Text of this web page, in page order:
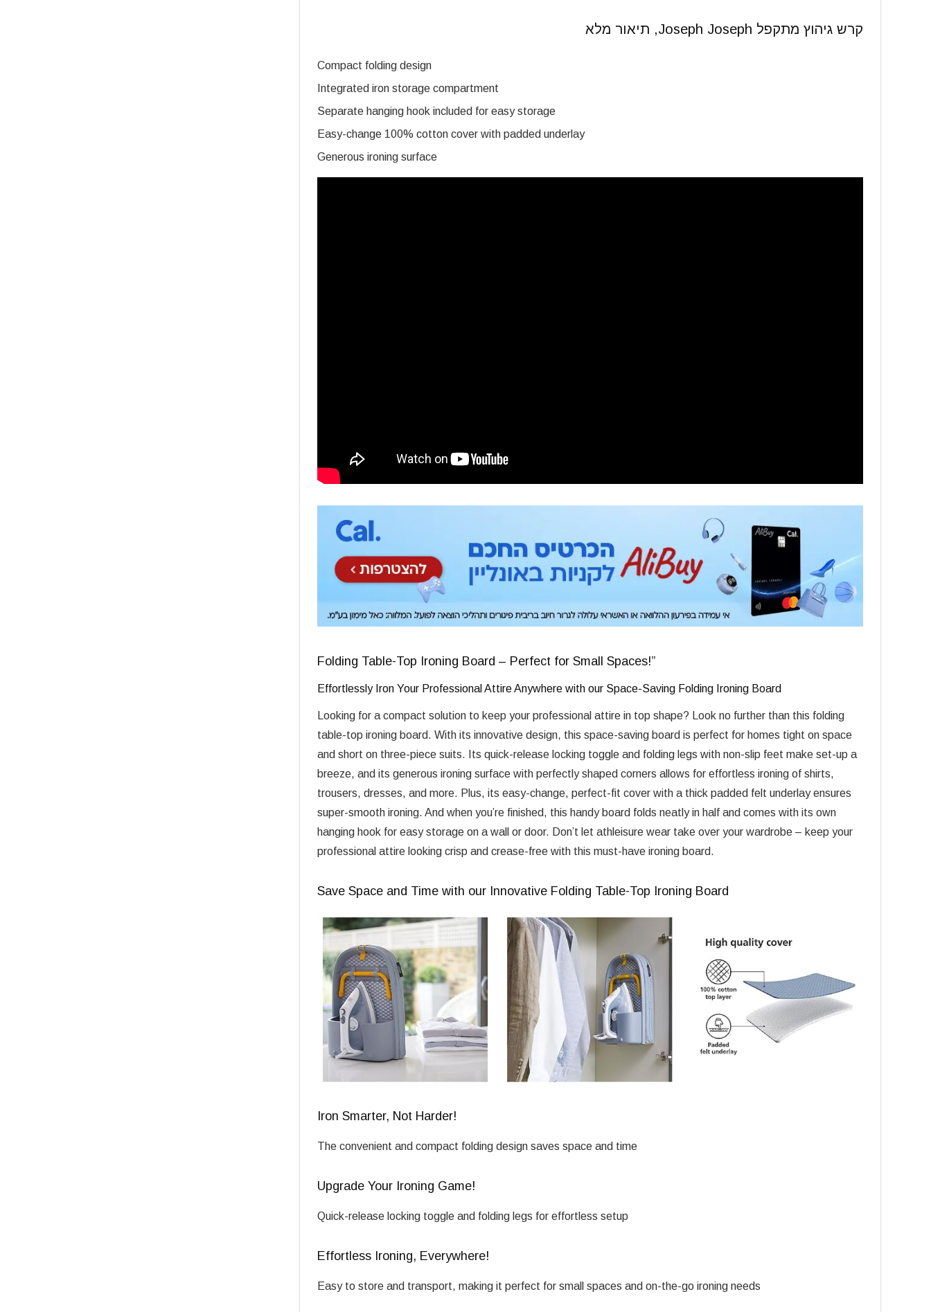
קרש גיהוץ מתקפל Joseph Joseph, תיאור מלא
Compact folding design
Integrated iron storage compartment
Separate hanging hook included for easy storage
Easy-change 100% cotton cover with padded underlay
Generous ironing surface
Folding Table-Top Ironing Board – Perfect for Small Spaces!”
Effortlessly Iron Your Professional Attire Anywhere with our Space-Saving Folding Ironing Board
Looking for a compact solution to keep your professional attire in top shape? Look no further than this folding
table-top ironing board. With its innovative design, this space-saving board is perfect for homes tight on space
and short on three-piece suits. Its quick-release locking toggle and folding legs with non-slip feet make set-up a
breeze, and its generous ironing surface with perfectly shaped corners allows for effortless ironing of shirts,
trousers, dresses, and more. Plus, its easy-change, perfect-fit cover with a thick padded felt underlay ensures
super-smooth ironing. And when you’re finished, this handy board folds neatly in half and comes with its own
hanging hook for easy storage on a wall or door. Don’t let athleisure wear take over your wardrobe – keep your
professional attire looking crisp and crease-free with this must-have ironing board.
Save Space and Time with our Innovative Folding Table-Top Ironing Board
Iron Smarter, Not Harder!
The convenient and compact folding design saves space and time
Upgrade Your Ironing Game!
Quick-release locking toggle and folding legs for effortless setup
Effortless Ironing, Everywhere!
Easy to store and transport, making it perfect for small spaces and on-the-go ironing needs